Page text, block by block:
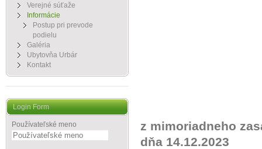
Verejné súťaže
Informácie
Postup pri prevode
podielu
Galéria
Ubytovňa Urbár
Kontakt
Login Form
Používateľské meno
z mimoriadneho
dňa 14.12.2023